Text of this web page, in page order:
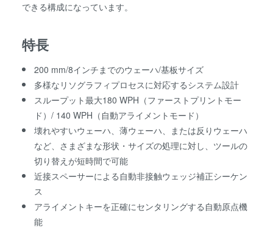
できる構成になっています。
特長
200 mm/8インチまでのウェーハ/基板サイズ
多様なリソグラフィプロセスに対応するシステム設計
スループット最大180 WPH（ファーストプリントモー
ド）/ 140 WPH（自動アライメントモード）
壊れやすいウェーハ、薄ウェーハ、または反りウェーハ
など、さまざまな形状・サイズの処理に対し、ツールの
切り替えが短時間で可能
近接スペーサーによる自動非接触ウェッジ補正シーケン
ス
アライメントキーを正確にセンタリングする自動原点機
能